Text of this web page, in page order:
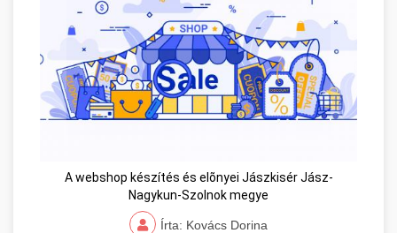
A webshop készítés és elõnyei Jászkisér Jász-
Nagykun-Szolnok megye
Írta: Kovács Dorina